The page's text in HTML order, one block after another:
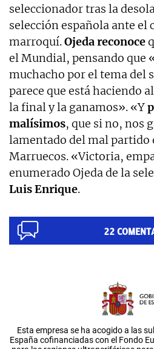
seleccionador tras la
selección española ante el
marroquí.Ojeda reconoce
el Mundial, pensando que
muchacho por el tema del
parece que está haciendo
la final y la ganamos». «Y
malísimos, que si no, nos
lamentado del mal partido
Marruecos. «Victoria,
enumerado Ojeda de la
Luis Enrique.
22
Esta empresa se ha acogido a las
España cofinanciadas con el Fondo